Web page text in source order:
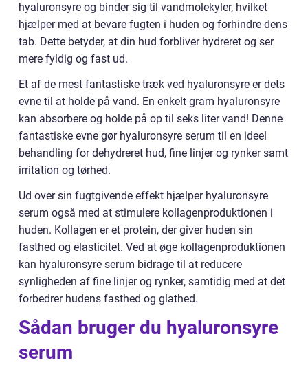
hyaluronsyre og binder sig til vandmolekyler, hvilket
hjælper med at bevare fugten i huden og forhindre dens
tab. Dette betyder, at din hud forbliver hydreret og ser
mere fyldig og fast ud.
Et af de mest fantastiske træk ved hyaluronsyre er dets
evne til at holde på vand. En enkelt gram hyaluronsyre
kan absorbere og holde på op til seks liter vand! Denne
fantastiske evne gør hyaluronsyre serum til en ideel
behandling for dehydreret hud, fine linjer og rynker samt
irritation og tørhed.
Ud over sin fugtgivende effekt hjælper hyaluronsyre
serum også med at stimulere kollagenproduktionen i
huden. Kollagen er et protein, der giver huden sin
fasthed og elasticitet. Ved at øge kollagenproduktionen
kan hyaluronsyre serum bidrage til at reducere
synligheden af fine linjer og rynker, samtidig med at det
forbedrer hudens fasthed og glathed.
Sådan bruger du hyaluronsyre
serum